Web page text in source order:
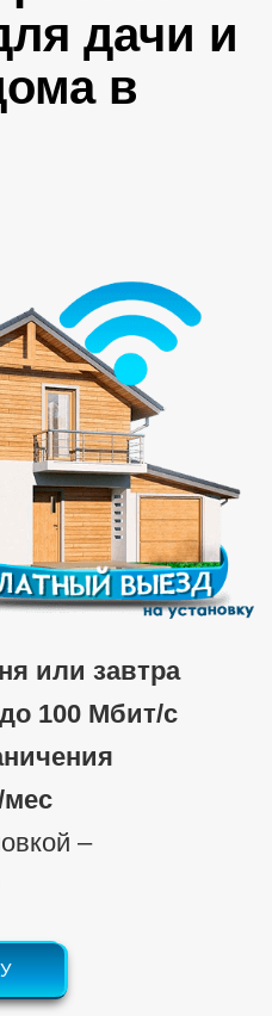
дачи и
в
или завтра
100 Мбит/c
мес
‒